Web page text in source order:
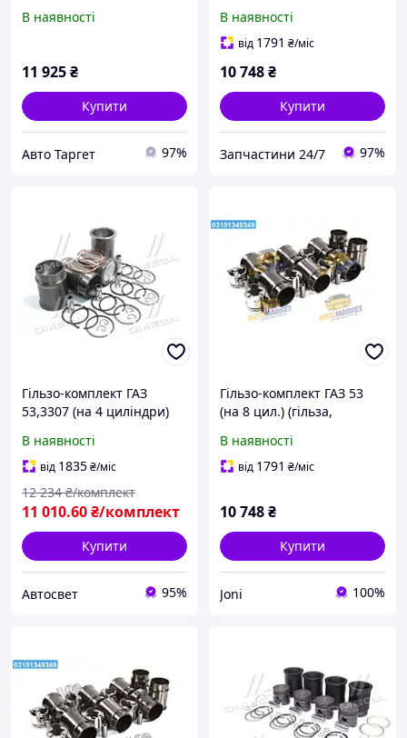
Запчастина-дизель) 53-
В наявності
11 925₴
Купити
Авто Таргет 97%
Запчастина-дизель) 53-
1000105-04 UA22
В наявності
від 1791 ₴/міс
10 748₴
Купити
Запчастини 24/7 97%
Гільзо-комплект ГАЗ
53,3307 (на 4 циліндри)
ця поршневі+прокладка)
(DETALKA) 53-1000105-04
(Kr)
В наявності
від 1835₴/міс
11 010.60₴/комплект
12 234 ₴/комплект
Купити
Автосвет 95%
Гільзо-комплект ГАЗ 53
(на 8 цил.) (гільза,
Запчастина-дизель) 53-
1000105-04 UA22
В наявності
від 1791 ₴/міс
10 748₴
Купити
Joni 100%